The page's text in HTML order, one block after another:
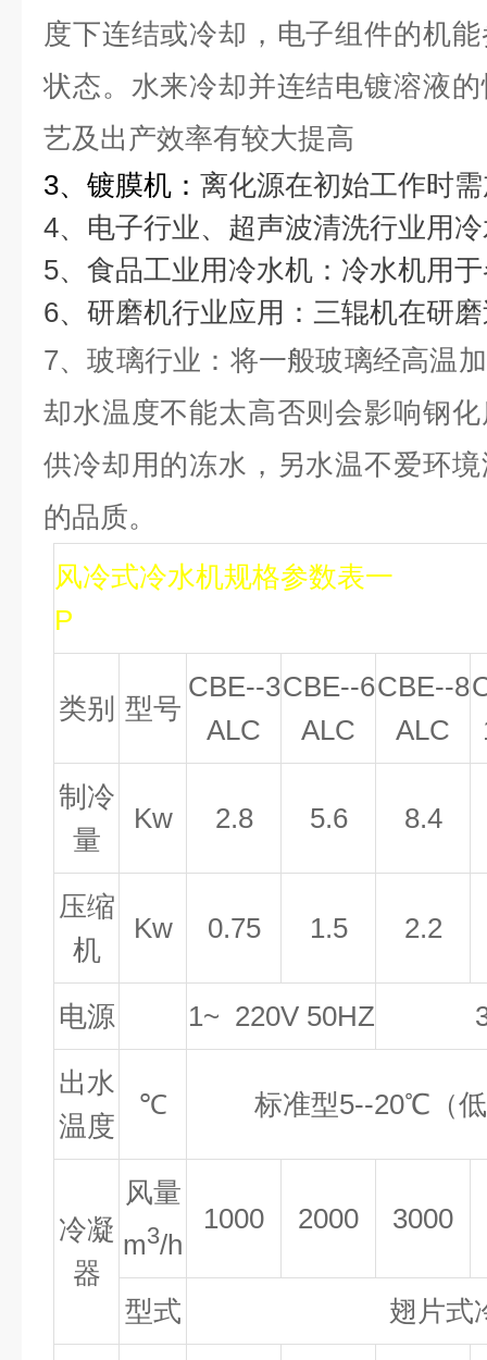
度下连结或冷却，电子组件的机
状态。水来冷却并连结电镀溶液
艺及出产效率有较大提高
3、 镀膜机 ： 离化源在初始工作时
4、电子行业、超声波清洗行业用
5、食品工业用冷水机： 冷水机用
6、研磨机行业应用： 三辊机在研
7、玻璃行业 ：将一般玻璃经高温
却水温度不能太高否则会影响钢
供冷却用的冻水，另水温不爱环
的品质。
风冷式冷水机规格参数表一
P
类别 型号
CBE--3
ALC
CBE--6
ALC
CBE--8
ALC
制冷
量
Kw 2.8 5.6 8.4
压缩
机
Kw 0.75 1.5 2.2
电源 1~ 220V 50HZ
出水
温度
℃ 标准型5--20℃（
冷凝
器
风量
m3/h
1000 2000 3000
型式 翅片式